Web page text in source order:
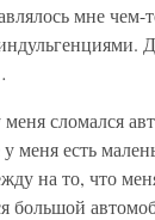
мне
сломался
у меня есть
на то, что
большой